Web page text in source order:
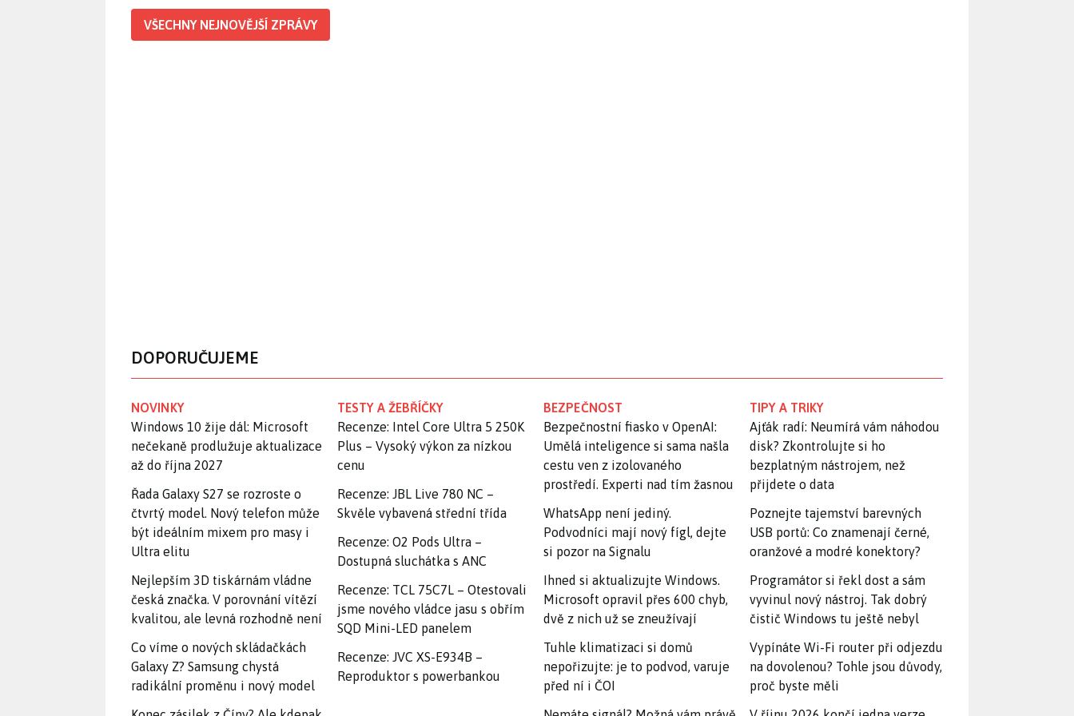
VŠECHNY NEJNOVĚJŠÍ ZPRÁVY
DOPORUČUJEME
NOVINKY
Windows 10 žije dál: Microsoft
nečekaně prodlužuje aktualizace
až do října 2027
Řada Galaxy S27 se rozroste o
čtvrtý model. Nový telefon může
být ideálním mixem pro masy i
Ultra elitu
Nejlepším 3D tiskárnám vládne
česká značka. V porovnání vítězí
kvalitou, ale levná rozhodně není
Co víme o nových skládačkách
Galaxy Z? Samsung chystá
radikální proměnu i nový model
TESTY A ŽEBŘÍČKY
Recenze: Intel Core Ultra 5 250K
Plus – Vysoký výkon za nízkou
cenu
Recenze: JBL Live 780 NC –
Skvěle vybavená střední třída
Recenze: O2 Pods Ultra –
Dostupná sluchátka s ANC
Recenze: TCL 75C7L – Otestovali
jsme nového vládce jasu s obřím
SQD Mini-LED panelem
Recenze: JVC XS-E934B –
Reproduktor s powerbankou
BEZPEČNOST
Bezpečnostní fiasko v OpenAI:
Umělá inteligence si sama našla
cestu ven z izolovaného
prostředí. Experti nad tím žasnou
WhatsApp není jediný.
Podvodníci mají nový fígl, dejte
si pozor na Signalu
Ihned si aktualizujte Windows.
Microsoft opravil přes 600 chyb,
dvě z nich už se zneužívají
Tuhle klimatizaci si domů
nepořizujte: je to podvod, varuje
před ní i ČOI
TIPY A TRIKY
Ajťák radí: Neumírá vám náhodou
disk? Zkontrolujte si ho
bezplatným nástrojem, než
přijdete o data
Poznejte tajemství barevných
USB portů: Co znamenají černé,
oranžové a modré konektory?
Programátor si řekl dost a sám
vyvinul nový nástroj. Tak dobrý
čistič Windows tu ještě nebyl
Vypínáte Wi-Fi router při odjezdu
na dovolenou? Tohle jsou důvody,
proč byste měli